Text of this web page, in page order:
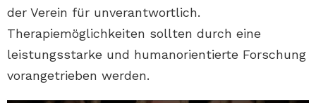
der Verein für unverantwortlich.
Therapiemöglichkeiten sollten durch eine
leistungsstarke und humanorientierte Forschung
vorangetrieben werden.